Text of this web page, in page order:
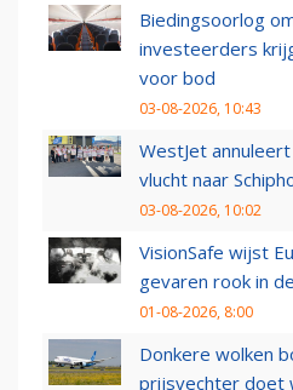
Biedingsoorlog
investeerders
voor bod
03-08-2026, 10:43
WestJet
vlucht naar
03-08-2026, 10:02
VisionSafe wijst
gevaren rook in
01-08-2026, 8:00
Donkere wolken
prijsvechter doet